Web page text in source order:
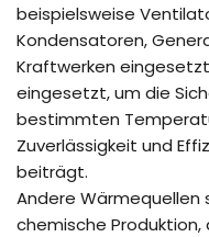
beispielsweise
Kondensatoren,
Kraftwerken
eingesetzt, um die
bestimmten
Zuverlässigkeit und
beiträgt.
Andere Wärmequellen
chemische